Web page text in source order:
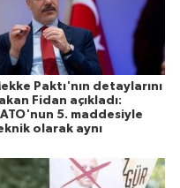
Paktı'nın detaylarını
Fidan açıkladı:
5. maddesiyle
olarak aynı